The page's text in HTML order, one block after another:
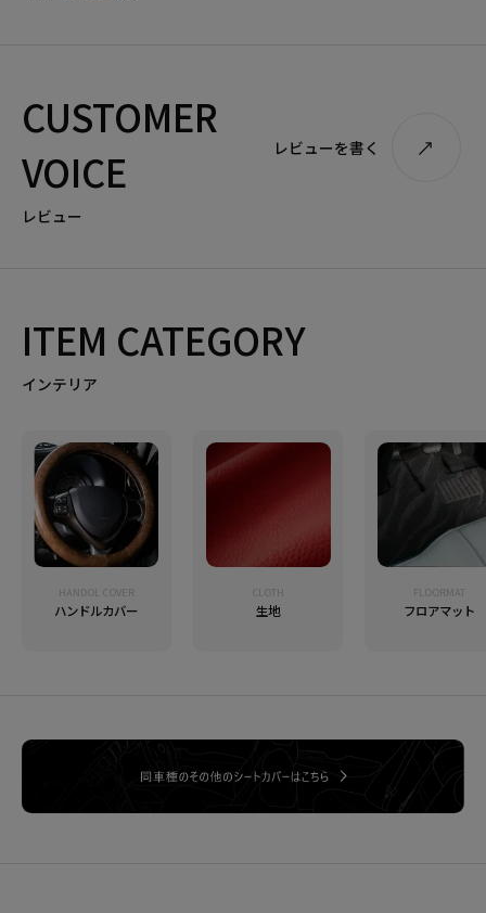
CUSTOMER
VOICE
レビュー
レビューを書く
ITEM CATEGORY
インテリア
HANDOL COVER
ハンドルカバー
CLOTH
生地
FLOORMAT
フロアマット